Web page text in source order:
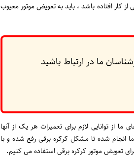
کار افتاده باشد ، باید به تعویض موتور معیوب
ما در ارتباط باشید
از توانایی لازم برای تعمیرات هر یک از آنها
انجام شده تا مشکل کرکره برقی رفع شده و با
تعویض موتور کرکره برقی استفاده می کنیم.